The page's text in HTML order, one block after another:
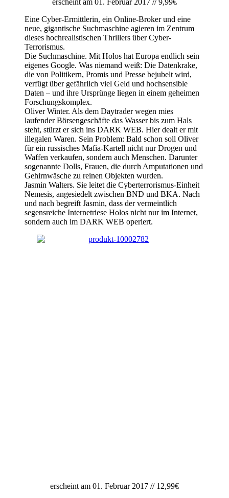
Eine Cyber-Ermittlerin, ein Online-Broker und eine
neue, gigantische Suchmaschine agieren im Zentrum
dieses hochrealistischen Thrillers über Cyber-
Terrorismus.
Die Suchmaschine. Mit Holos hat Europa endlich sein
eigenes Google. Was niemand weiß: Die Datenkrake,
die von Politikern, Promis und Presse bejubelt wird,
verfügt über gefährlich viel Geld und hochsensible
Daten – und ihre Ursprünge liegen in einem geheimen
Forschungskomplex.
Oliver Winter. Als dem Daytrader wegen mies
laufender Börsengeschäfte das Wasser bis zum Hals
steht, stürzt er sich ins DARK WEB. Hier dealt er mit
illegalen Waren. Sein Problem: Bald schon soll Oliver
für ein russisches Mafia-Kartell nicht nur Drogen und
Waffen verkaufen, sondern auch Menschen. Darunter
sogenannte Dolls, Frauen, die durch Amputationen und
Gehirnwäsche zu reinen Objekten wurden.
Jasmin Walters. Sie leitet die Cyberterrorismus-Einheit
Nemesis, angesiedelt zwischen BND und BKA. Nach
und nach begreift Jasmin, dass der vermeintlich
segensreiche Internetriese Holos nicht nur im Internet,
sondern auch im DARK WEB operiert.
erscheint am 01. Februar 2017 // 12,99€